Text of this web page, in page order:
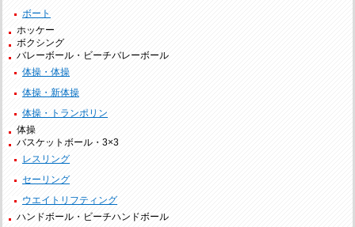
ボート
ホッケー
ボクシング
バレーボール・ビーチバレーボール
体操・体操
体操・新体操
体操・トランポリン
体操
バスケットボール・3×3
レスリング
セーリング
ウエイトリフティング
ハンドボール・ビーチハンドボール